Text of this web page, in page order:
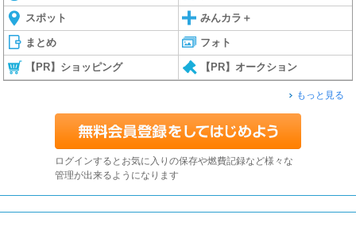
スポット みんカラ＋
まとめ フォト
【PR】ショッピング 【PR】オークション
もっと見る
ログインするとお気に入りの保存や燃費記録など様々な
管理が出来るようになります